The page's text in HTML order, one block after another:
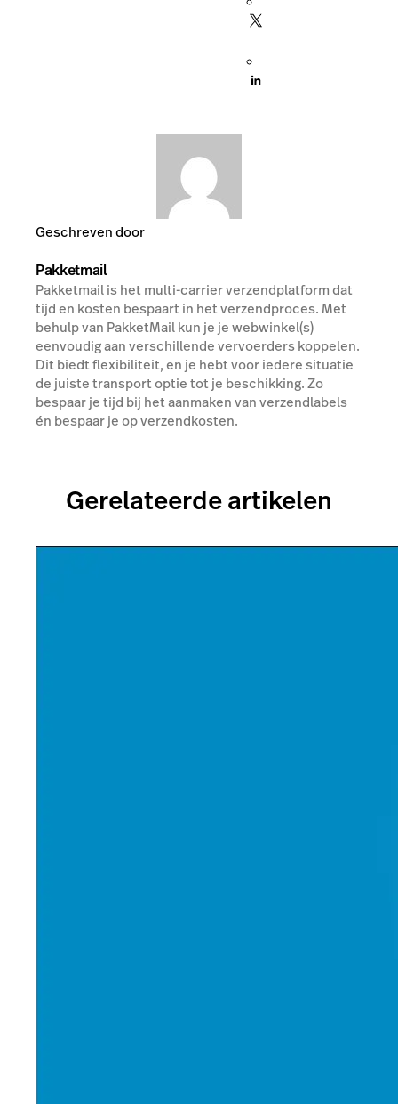
Geschreven door
Pakketmail
Pakketmail is het multi-carrier verzendplatform dat
tijd en kosten bespaart in het verzendproces. Met
behulp van PakketMail kun je je webwinkel(s)
eenvoudig aan verschillende vervoerders koppelen.
Dit biedt flexibiliteit, en je hebt voor iedere situatie
de juiste transport optie tot je beschikking. Zo
bespaar je tijd bij het aanmaken van verzendlabels
én bespaar je op verzendkosten.
Gerelateerde artikelen